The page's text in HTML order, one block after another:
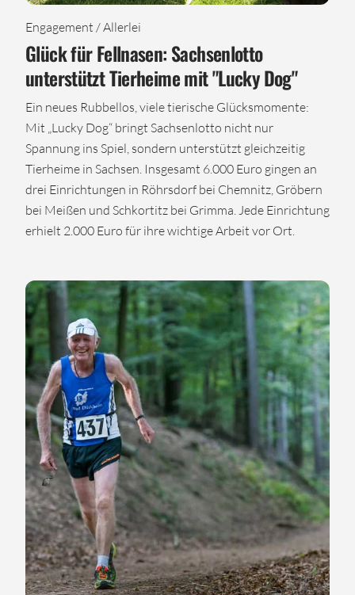
Engagement / Allerlei
Glück für Fellnasen: Sachsenlotto
unterstützt Tierheime mit "Lucky Dog"
Ein neues Rubbellos, viele tierische Glücksmomente:
Mit „Lucky Dog“ bringt Sachsenlotto nicht nur
Spannung ins Spiel, sondern unterstützt gleichzeitig
Tierheime in Sachsen. Insgesamt 6.000 Euro gingen an
drei Einrichtungen in Röhrsdorf bei Chemnitz, Gröbern
bei Meißen und Schkortitz bei Grimma. Jede Einrichtung
erhielt 2.000 Euro für ihre wichtige Arbeit vor Ort.